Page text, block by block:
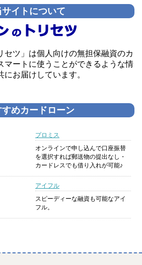
サイトについて
セツ」は個人向けの無担保融資のカ
マートに使うことができるような情
お届けしています。
すめカードローン
プロミス
オンラインで申し込んで口座振替
を選択すれば郵送物の提出なし・
カードレスでも借り入れが可能♪
アイフル
スピーディーな融資も可能なアイ
フル。